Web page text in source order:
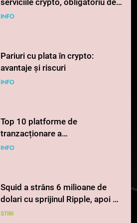
serviciile crypto, obligatoriu de
la 1 iulie în România
INFO
Pariuri cu plata în crypto:
avantaje și riscuri
INFO
Top 10 platforme de
tranzacționare a
criptomonedelor în 2026
INFO
Squid a strâns 6 milioane de
dolari cu sprijinul Ripple, apoi a
pierdut jumătate din aceștia
STIRI